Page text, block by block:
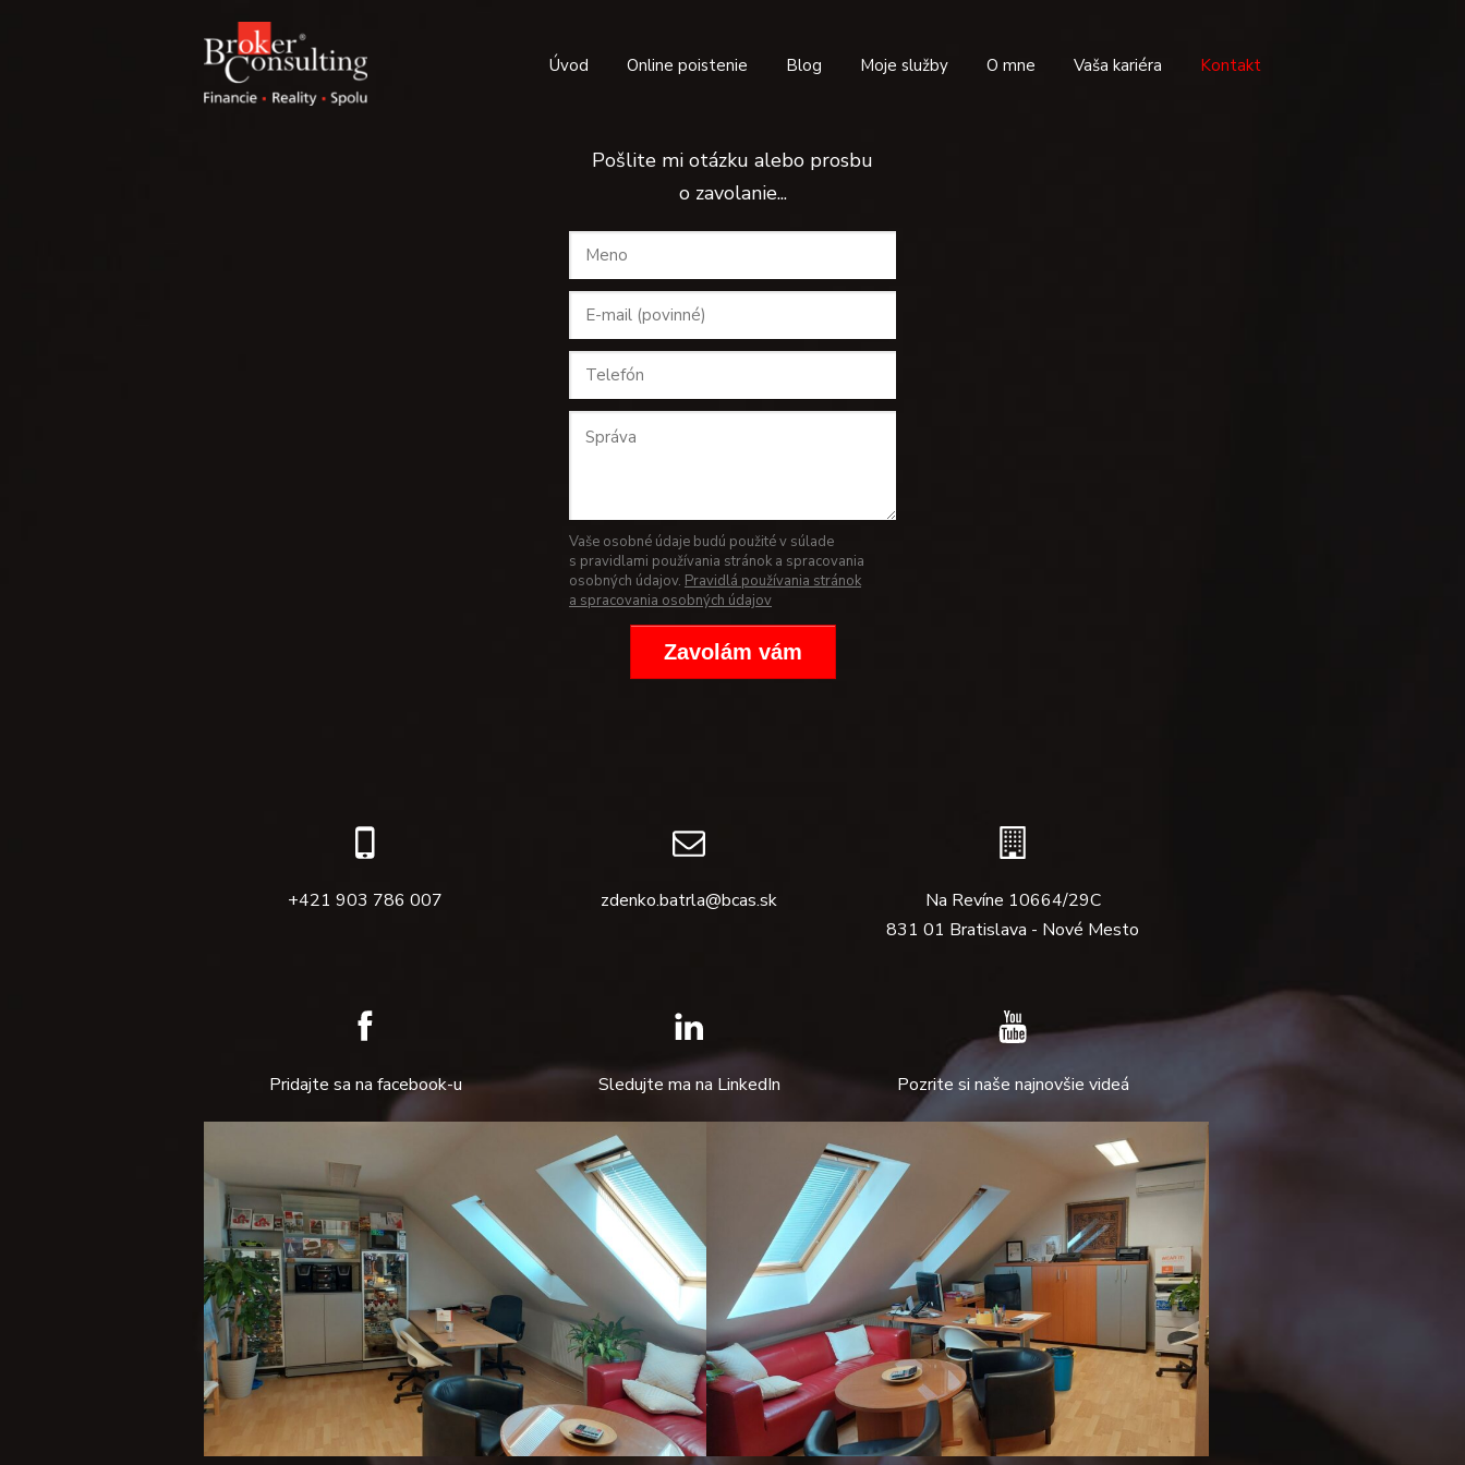
Úvod Online poistenie Blog Moje služby O mne Vaša kariéra Kontakt
Pošlite mi otázku alebo prosbu
o zavolanie...
Vaše osobné údaje budú použité v súlade
s pravidlami používania stránok a spracovania
osobných údajov. Pravidlá používania stránok
a spracovania osobných údajov
Zavolám vám
+421 903 786 007 zdenko.batrla@bcas.sk
Na Revíne 10664/29C
831 01 Bratislava - Nové Mesto
Pridajte sa na facebook-u Sledujte ma na LinkedIn Pozrite si naše najnovšie videá